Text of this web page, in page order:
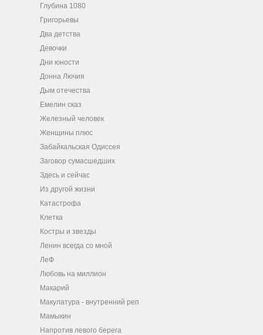
Глубина 1080
Григорьевы
Два детства
Девочки
Дни юности
Донна Лючия
Дым отечества
Емелин сказ
Железный человек
Женщины плюс
Забайкальская Одиссея
Заговор сумасшедших
Здесь и сейчас
Из другой жизни
Катастрофа
Клетка
Костры и звезды
Ленин всегда со мной
ЛеФ
Любовь на миллион
Макарий
Макулатура - внутренний реп
Мамыкин
Напротив левого берега